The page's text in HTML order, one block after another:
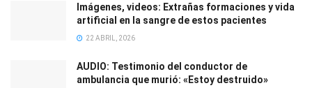
Imágenes, videos: Extrañas formaciones y vida
artificial en la sangre de estos pacientes
22 ABRIL, 2026
AUDIO: Testimonio del conductor de
ambulancia que murió: «Estoy destruido»